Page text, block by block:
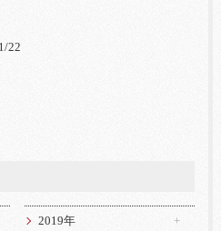
22
2019年